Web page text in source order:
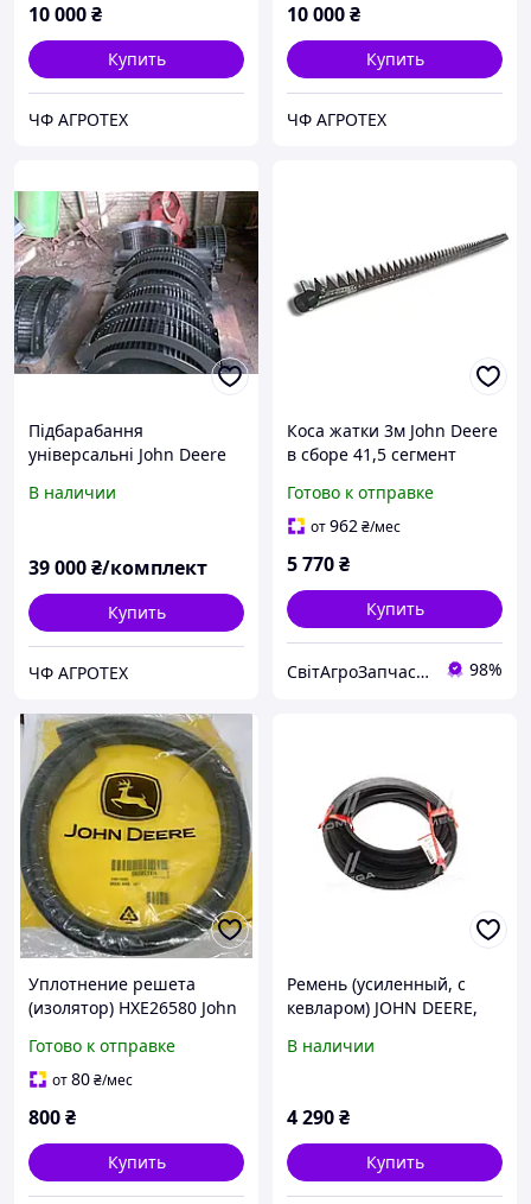
10 000₴
Купить
ЧФ АГРОТЕХ
10 000₴
Купить
ЧФ АГРОТЕХ
Підбарабання
універсальні John Deere
В наличии
39 000₴/комплект
Купить
ЧФ АГРОТЕХ
Коса жатки 3м John Deere
в сборе 41,5 сегмент
Готово к отправке
от962₴/мес
5 770₴
Купить
СвітАгроЗапчастин 98%
Уплотнение решета
(изолятор) HXE26580 John
Готово к отправке
от80₴/мес
800₴
Купить
Ремень (усиленный, с
кевларом) JOHN DEERE,
C серии (Cametet) 60050-
В наличии
4 290₴
Купить